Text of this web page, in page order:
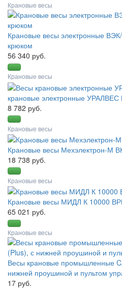
Крановые весы
Крановые весы электронные
крюком
56 340 руб.
Крановые весы
крановые электронные
8 782 руб.
Крановые весы
Крановые весы Мехэлектрон-М
18 738 руб.
Крановые весы
Крановые весы МИДЛ К 10000
65 021 руб.
Крановые весы
Весы крановые промышленные
нижней проушиной и пультом
17 руб.